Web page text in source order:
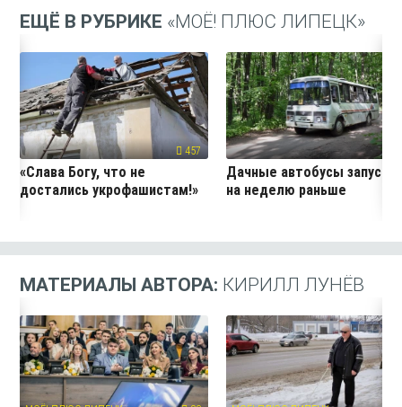
ЕЩЁ В РУБРИКЕ «МОЁ! ПЛЮС ЛИПЕЦК»
457
«Слава Богу, что не
достались укрофашистам!»
Дачные автобусы
на неделю раньше
МАТЕРИАЛЫ АВТОРА: КИРИЛЛ ЛУНЁВ